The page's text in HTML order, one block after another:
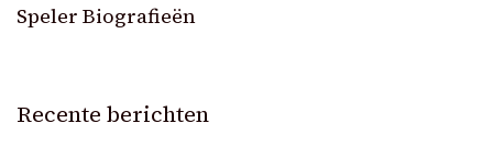
Speler Biografieën
Recente berichten